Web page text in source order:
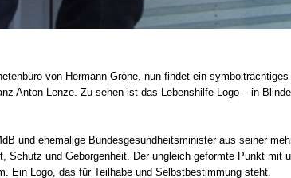
von Her­mann Grö­he, nun fin­det ein
Anton Len­ze. Zu sehen ist das Lebenshilfe-Logo – in
und ehe­ma­li­ge Bun­des­ge­sund­heits­mi­nis­ter aus sei­ner
Schutz und Gebor­gen­heit. Der ungleich geform­te Punkt
Ein Logo, das für Teil­ha­be und Selbst­be­stim­mung steht.